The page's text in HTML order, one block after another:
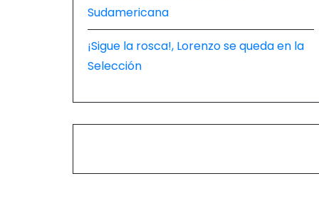
Sudamericana
¡Sigue la rosca!, Lorenzo se queda en la
Selección